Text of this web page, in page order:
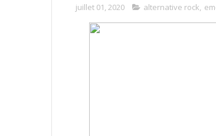
juillet 01, 2020 alternative rock,